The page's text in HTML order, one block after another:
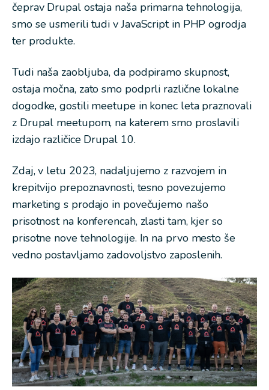
čeprav Drupal ostaja naša primarna tehnologija,
smo se usmerili tudi v JavaScript in PHP ogrodja
ter produkte.
Tudi naša zaobljuba, da podpiramo skupnost,
ostaja močna, zato smo podprli različne lokalne
dogodke, gostili meetupe in konec leta praznovali
z Drupal meetupom, na katerem smo proslavili
izdajo različice Drupal 10.
Zdaj, v letu 2023, nadaljujemo z razvojem in
krepitvijo prepoznavnosti, tesno povezujemo
marketing s prodajo in povečujemo našo
prisotnost na konferencah, zlasti tam, kjer so
prisotne nove tehnologije. In na prvo mesto še
vedno postavljamo zadovoljstvo zaposlenih.